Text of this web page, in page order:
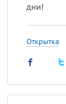
дни!
Открытка